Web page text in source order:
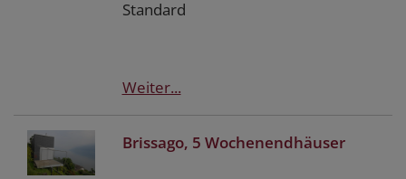
Standard
Weiter...
Brissago, 5 Wochenendhäuser